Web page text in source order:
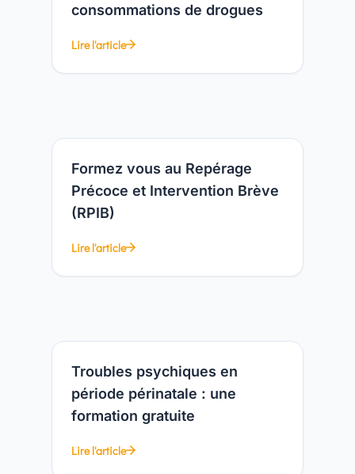
consommations de drogues
Lire l'article
Formez vous au Repérage
Précoce et Intervention Brève
(RPIB)
Lire l'article
Troubles psychiques en
période périnatale : une
formation gratuite
Lire l'article